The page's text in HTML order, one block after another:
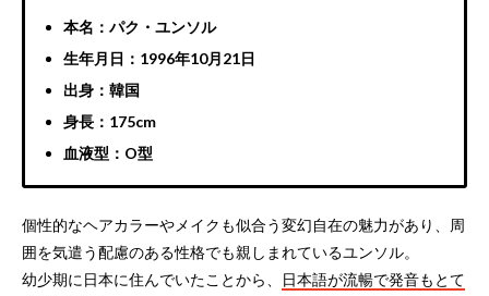
本名：パク・ユンソル
生年月日：1996年10月21日
出身：韓国
身長：175cm
血液型：O型
個性的なヘアカラーやメイクも似合う変幻自在の魅力があり、周
囲を気遣う配慮のある性格でも親しまれているユンソル。
幼少期に日本に住んでいたことから、
日本語が流暢で発音もとて